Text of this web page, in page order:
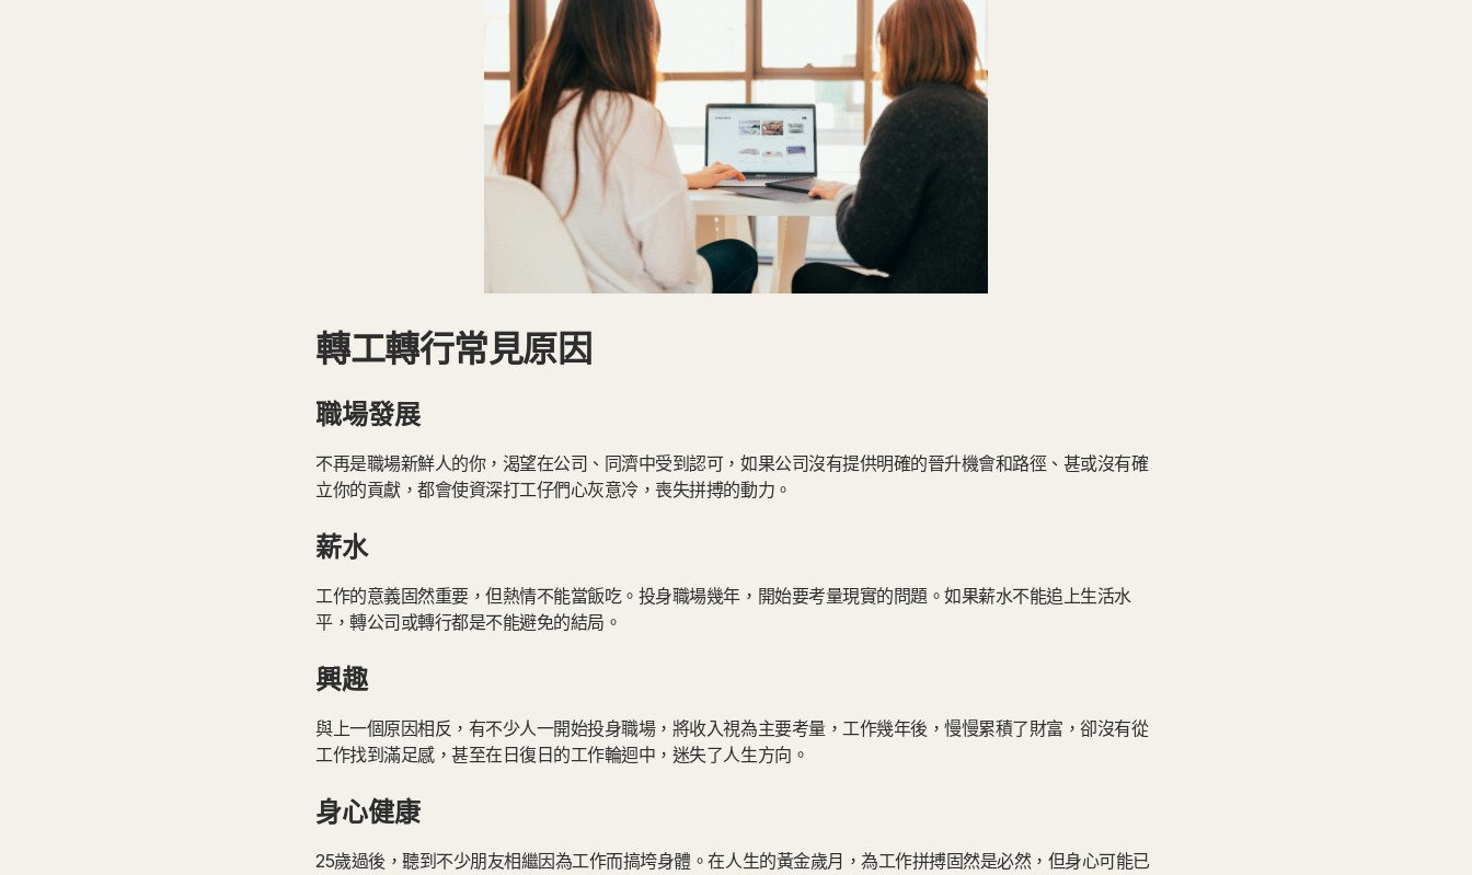
轉工轉行常見原因
職場發展
不再是職場新鮮人的你，渴望在公司、同濟中受到認可，如果公司沒有提供明確的晉升機會和路徑、甚或沒有確
立你的貢獻，都會使資深打工仔們心灰意冷，喪失拼搏的動力。
薪水
工作的意義固然重要，但熱情不能當飯吃。投身職場幾年，開始要考量現實的問題。如果薪水不能追上生活水
平，轉公司或轉行都是不能避免的結局。
興趣
與上一個原因相反，有不少人一開始投身職場，將收入視為主要考量，工作幾年後，慢慢累積了財富，卻沒有從
工作找到滿足感，甚至在日復日的工作輪迴中，迷失了人生方向。
身心健康
25歲過後，聽到不少朋友相繼因為工作而搞垮身體。在人生的黃金歲月，為工作拼搏固然是必然，但身心可能已